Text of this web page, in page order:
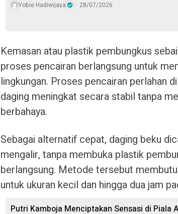
Yobie Hadiwijaya 28/07/2026
Kemasan atau plastik pembungkus
proses pencairan berlangsung untuk
lingkungan. Proses pencairan perlahan
daging meningkat secara stabil tanpa
berbahaya.
Sebagai alternatif cepat, daging beku
mengalir, tanpa membuka plastik
berlangsung. Metode tersebut
untuk ukuran kecil dan hingga dua jam
Putri Kamboja Menciptakan Sensasi di Piala